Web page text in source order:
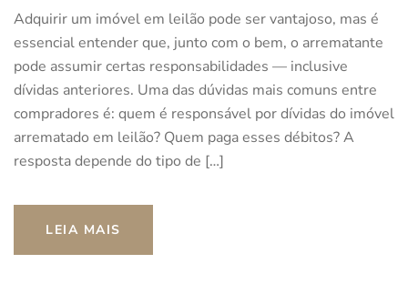
Adquirir um imóvel em leilão pode ser vantajoso, mas é
essencial entender que, junto com o bem, o arrematante
pode assumir certas responsabilidades — inclusive
dívidas anteriores. Uma das dúvidas mais comuns entre
compradores é: quem é responsável por dívidas do imóvel
arrematado em leilão? Quem paga esses débitos? A
resposta depende do tipo de […]
LEIA MAIS